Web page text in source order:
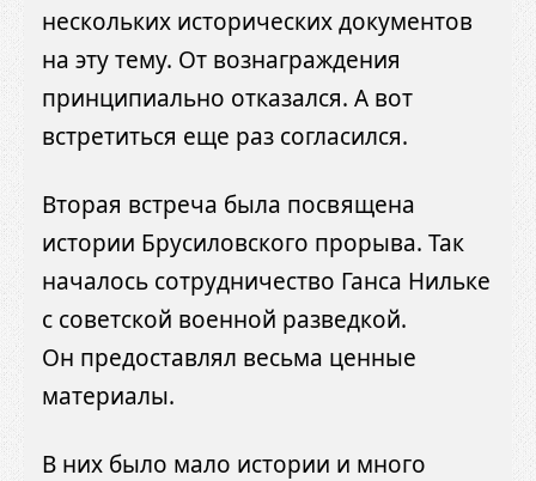
нескольких исторических документов
на эту тему. От вознаграждения
принципиально отказался. А вот
встретиться еще раз согласился.
Вторая встреча была посвящена
истории Брусиловского прорыва. Так
началось сотрудничество Ганса Нильке
с советской военной разведкой.
Он предоставлял весьма ценные
материалы.
В них было мало истории и много